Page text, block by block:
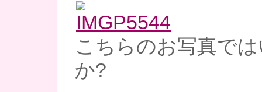
こちらのお写真で
か?